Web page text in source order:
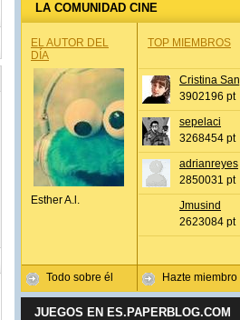
LA COMUNIDAD CINE
EL AUTOR DEL
DÍA
Esther A.l.
Todo sobre él
TOP MIEMBROS
Cristina
3902196 pt
sepelaci
3268454 pt
adrianreyes
2850031 pt
Jmusind
2623084 pt
Hazte miembro
JUEGOS EN ES.PAPERBLOG.COM